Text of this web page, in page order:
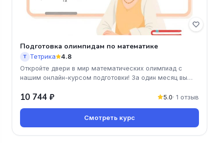
Подготовка олимпидам по математике
Т Тетрика 4.8
Откройте двери в мир математических олимпиад с
нашим онлайн-курсом подготовки! За один месяц вы
10 744 ₽ 5.0· 1 отзыв
Смотреть курс